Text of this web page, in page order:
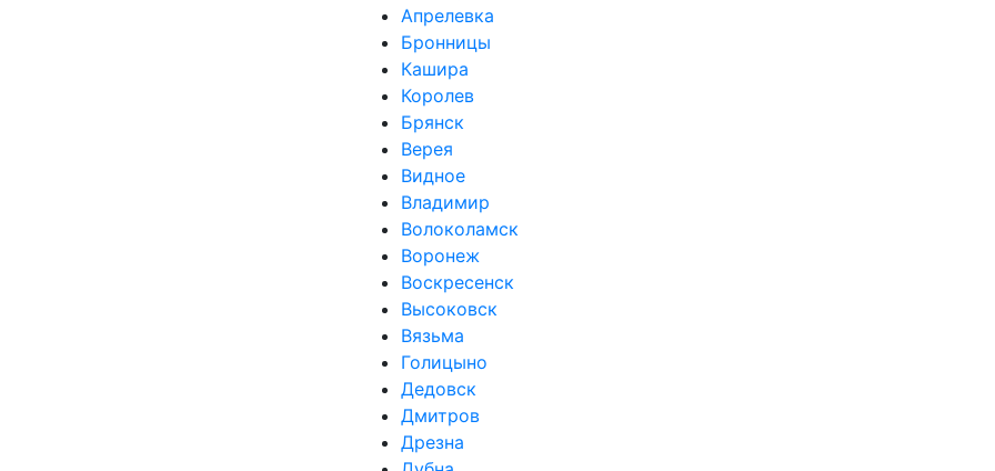
Апрелевка
Бронницы
Кашира
Королев
Брянск
Верея
Видное
Владимир
Волоколамск
Воронеж
Воскресенск
Высоковск
Вязьма
Голицыно
Дедовск
Дмитров
Дрезна